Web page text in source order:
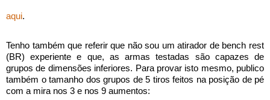
aqui.
Tenho também que referir que não sou um atirador de bench rest
(BR) experiente e que, as armas testadas são capazes de
grupos de dimensões inferiores. Para provar isto mesmo, publico
também o tamanho dos grupos de 5 tiros feitos na posição de pé
com a mira nos 3 e nos 9 aumentos: